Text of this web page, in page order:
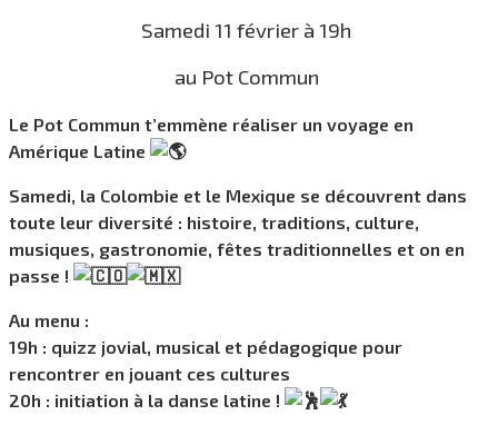
Samedi 11 février à 19h
au Pot Commun
Le Pot Commun t’emmène réaliser un voyage en
Amérique Latine
Samedi, la Colombie et le Mexique se découvrent dans
toute leur diversité : histoire, traditions, culture,
musiques, gastronomie, fêtes traditionnelles et on en
passe !
Au menu :
19h : quizz jovial, musical et pédagogique pour
rencontrer en jouant ces cultures
20h : initiation à la danse latine !